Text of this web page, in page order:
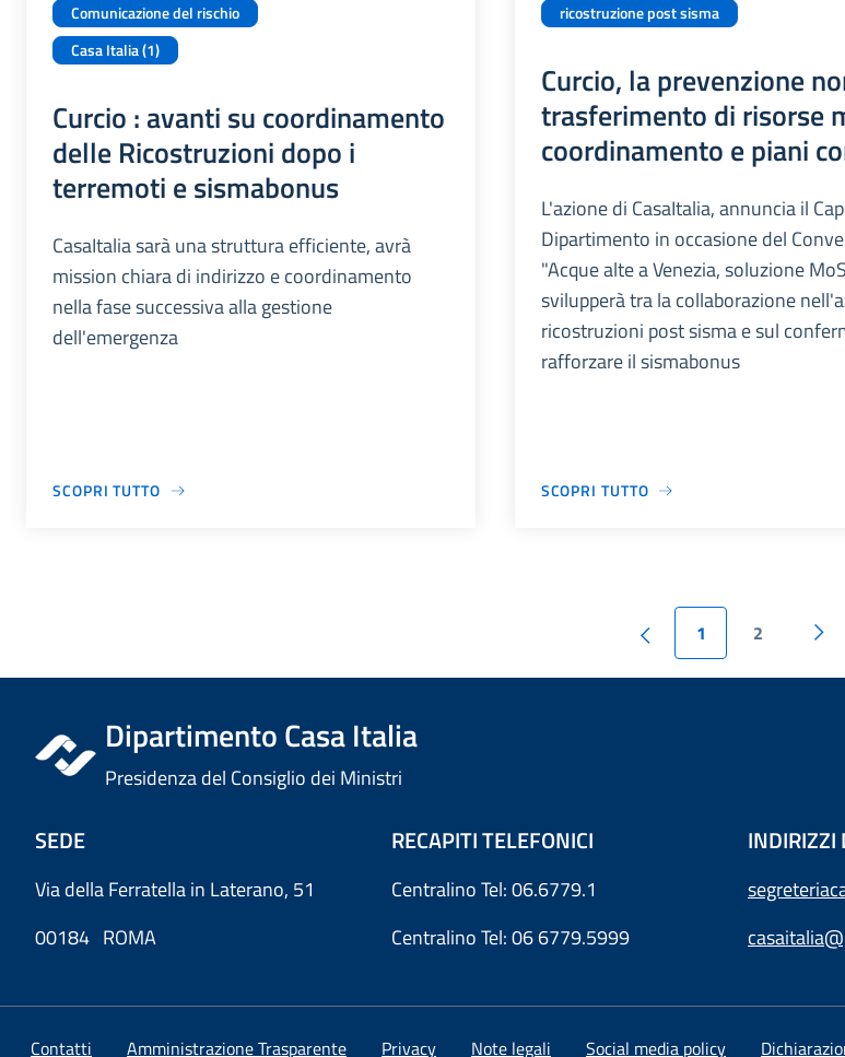
Comunicazione del rischio
Casa Italia (1)
Curcio : avanti su coordinamento
delle Ricostruzioni dopo i
terremoti e sismabonus
CasaItalia sarà una struttura efficiente, avrà
mission chiara di indirizzo e coordinamento
nella fase successiva alla gestione
dell'emergenza
SCOPRI TUTTO
ricostruzione post sisma
Curcio, la prevenzione
trasferimento di risorse
coordinamento e piani
L'azione di CasaItalia, annuncia il
Dipartimento in occasione del
"Acque alte a Venezia, soluzione
svilupperà tra la collaborazione
ricostruzioni post sisma e sul
rafforzare il sismabonus
SCOPRI TUTTO
1 2
Dipartimento Casa Italia
Presidenza del Consiglio dei Ministri
SEDE
Via della Ferratella in Laterano, 51
00184 ROMA
RECAPITI TELEFONICI
Centralino Tel: 06.6779.1
Centralino Tel: 06 6779.5999
INDIRIZZI
Contatti Amministrazione Trasparente Privacy Note legali Social media policy